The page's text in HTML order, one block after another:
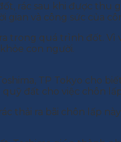
rác sau khi được
và công sức của
trong quá trình đốt. Vì
con người.
TP Tokyo cho
đất cho việc chôn
thải ra bãi chôn lấp